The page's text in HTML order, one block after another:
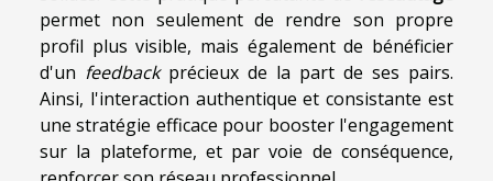
permet non seulement de rendre son propre
profil plus visible, mais également de bénéficier
d'un feedbackprécieux de la part de ses pairs.
Ainsi, l'interaction authentique et consistante est
une stratégie efficace pour booster l'engagement
sur la plateforme, et par voie de conséquence,